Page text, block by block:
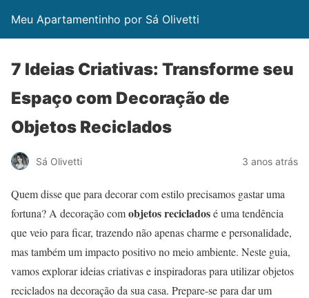
Meu Apartamentinho por Sá Olivetti
7 Ideias Criativas: Transforme seu
Espaço com Decoração de
Objetos Reciclados
Sá Olivetti 3 anos atrás
Quem disse que para decorar com estilo precisamos gastar uma
fortuna? A decoração comobjetos recicladosé uma tendência
que veio para ficar, trazendo não apenas charme e personalidade,
mas também um impacto positivo no meio ambiente. Neste guia,
vamos explorar ideias criativas e inspiradoras para utilizar objetos
reciclados na decoração da sua casa. Prepare-se para dar um